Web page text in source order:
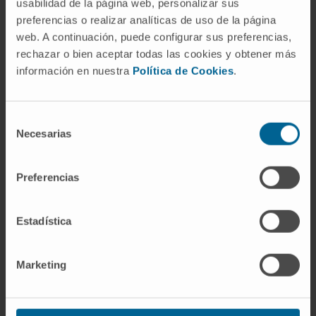
usabilidad de la página web, personalizar sus
preferencias o realizar analíticas de uso de la página
web. A continuación, puede configurar sus preferencias,
rechazar o bien aceptar todas las cookies y obtener más
información en nuestra Política de Cookies.
Necesarias
Preferencias
Estadística
Marketing
Activité
En enseignement
Professeur titulaire à l’Universidad de Navarra,
recherche.
Il a publié plus de 80 articles dans des revues